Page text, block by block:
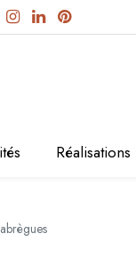
Réalisations